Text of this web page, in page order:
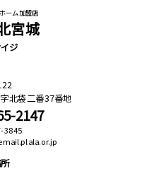
ーム加盟店
宮城
ジ
北袋二番37番地
2147
3845